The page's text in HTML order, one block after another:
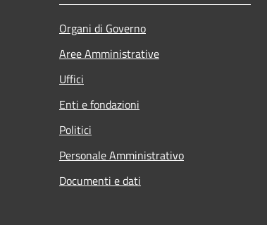
Organi di Governo
Aree Amministrative
Uffici
Enti e fondazioni
Politici
Personale Amministrativo
Documenti e dati